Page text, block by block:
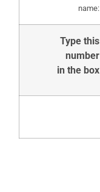
name:
Type this
number
in the box